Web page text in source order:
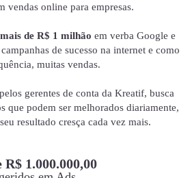
vendas online para empresas.
de R$ 1 milhão em verba Google e
de sucesso na internet e como
muitas vendas.
gerentes de conta da Kreatif, busca
que podem ser melhorados diariamente,
resultado cresça cada vez mais.
R$ 1.000.000,00